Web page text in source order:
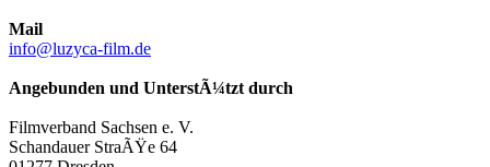
Mail
info@luzyca-film.de
Angebunden und UnterstÃ¼tzt durch
Filmverband Sachsen e. V.
Schandauer StraÃŸe 64